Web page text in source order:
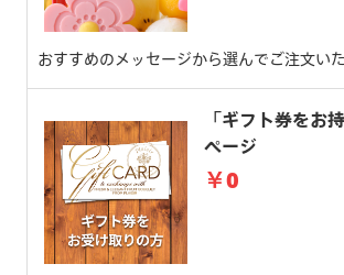
おすすめのメッセージから選んでご注文い
「ギフト券をお
ページ
￥0